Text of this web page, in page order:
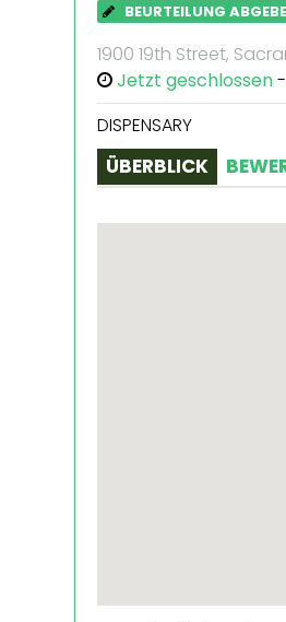
BEURTEILUNG
1900 19th Street,
Jetzt geschlossen
DISPENSARY
ÜBERBLICK